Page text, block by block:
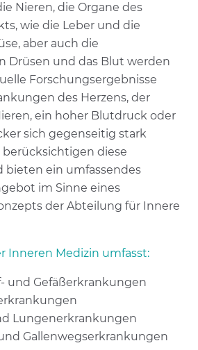
Nieren, die Organe des
wie die Leber und die
aber auch die
Drüsen und das Blut werden
Forschungsergebnisse
des Herzens, der
ein hoher Blutdruck oder
sich gegenseitig stark
berücksichtigen diese
bieten ein umfassendes
im Sinne eines
der Abteilung für Innere
Inneren Medizin umfasst:
und Gefäßerkrankungen
Lungenerkrankungen
Gallenwegserkrankungen